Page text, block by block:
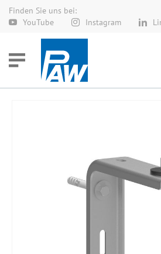
Finden Sie uns bei:
YouTube
Instagram
Direkt